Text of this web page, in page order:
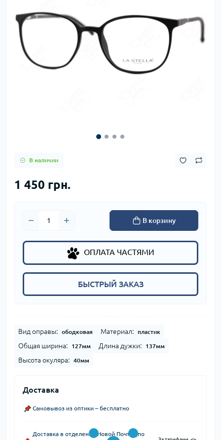
В наличии
1 450 грн.
В корзину
ОПЛАТА ЧАСТЯМИ
БЫСТРЫЙ ЗАКАЗ
Вид оправы: ободковая Материал: пластик
Общая ширина: 127мм Длина дужки: 137мм
Высота окуляра: 40мм
Доставка
Самовывоз из оптики – бесплатно
Доставка в отделение Новой Почты (по